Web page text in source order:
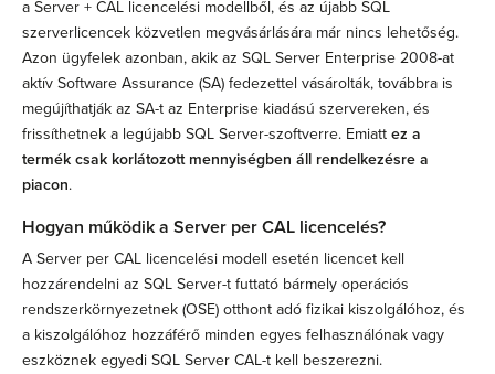
a Server + CAL licencelési modellből, és az újabb SQL
szerverlicencek közvetlen megvásárlására már nincs lehetőség.
Azon ügyfelek azonban, akik az SQL Server Enterprise 2008-at
aktív Software Assurance (SA) fedezettel vásárolták, továbbra is
megújíthatják az SA-t az Enterprise kiadású szervereken, és
frissíthetnek a legújabb SQL Server-szoftverre. Emiatt ez a
termék csak korlátozott mennyiségben áll rendelkezésre a
piacon.
Hogyan működik a Server per CAL licencelés?
A Server per CAL licencelési modell esetén licencet kell
hozzárendelni az SQL Server-t futtató bármely operációs
rendszerkörnyezetnek (OSE) otthont adó fizikai kiszolgálóhoz, és
a kiszolgálóhoz hozzáférő minden egyes felhasználónak vagy
eszköznek egyedi SQL Server CAL-t kell beszerezni.